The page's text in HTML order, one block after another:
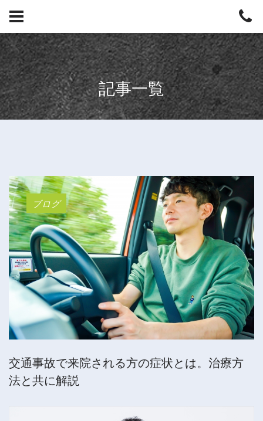
記事一覧
ブログ
交通事故で来院される方の症状とは。治療方
法と共に解説